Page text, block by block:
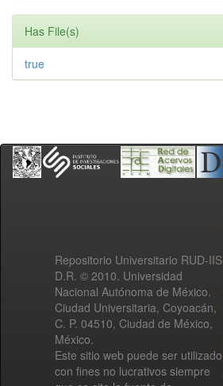
Has File(s)
true
Repositorio Universitario RUD-IIS
D.R. © 2010. Universidad
Nacional Autónoma de México.
Ciudad Universitaria, Coyoacán,
C. P. 04510, Ciudad de México,
México.
Este sitio web puede ser utilizado
con fines no lucrativos siempre